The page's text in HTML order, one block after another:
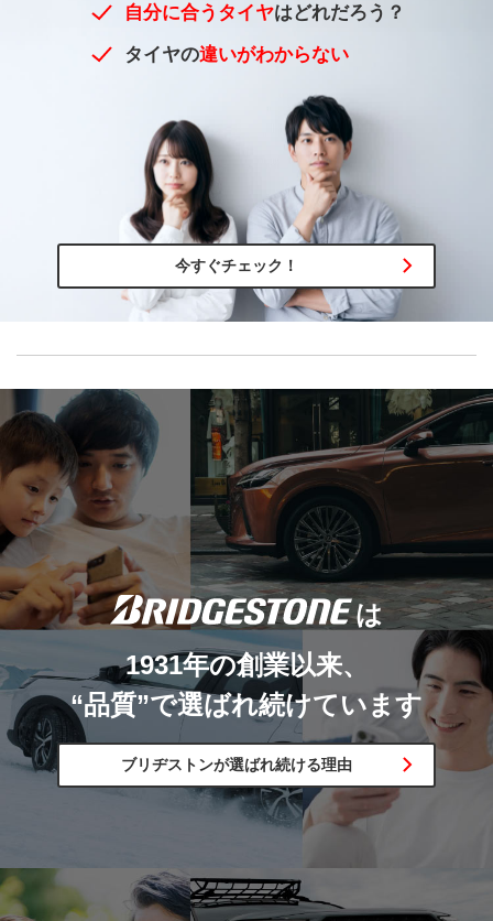
自分に合うタイヤはどれだろう？
タイヤの違いがわからない
今すぐチェック！
は
1931年の創業以来、
“品質”で選ばれ続けています
ブリヂストンが選ばれ続ける理由